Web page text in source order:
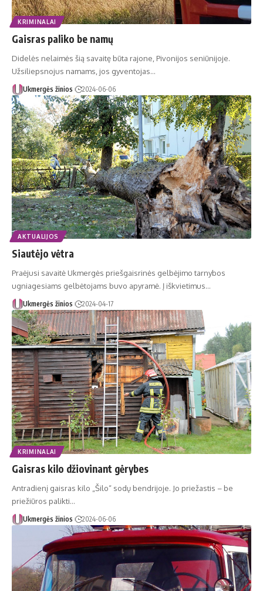
KRIMINALAI
Gaisras paliko be namų
Didelės nelaimės šią savaitę būta rajone, Pivonijos seniūnijoje.
Užsiliepsnojus namams, jos gyventojas…
Ukmergės žinios 2024-06-06
AKTUALIJOS
Siautėjo vėtra
Praėjusi savaitė Ukmergės priešgaisrinės gelbėjimo tarnybos
ugniagesiams gelbėtojams buvo apyramė. Į iškvietimus…
Ukmergės žinios 2024-04-17
KRIMINALAI
Gaisras kilo džiovinant gėrybes
Antradienį gaisras kilo „Šilo“ sodų bendrijoje. Jo priežastis – be
priežiūros palikti…
Ukmergės žinios 2024-06-06